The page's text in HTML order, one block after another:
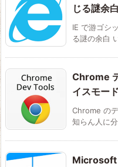
じる謎余
IE で游ゴシ
る謎の余白
Chrome
イスモー
Chrome の
知らん人に
Microsoft